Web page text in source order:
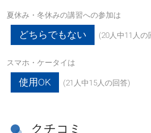
夏休み・冬休みの講習への参加は
どちらでもない (20人中11人の
スマホ・ケータイは
使用OK (21人中15人の回答)
クチコミ